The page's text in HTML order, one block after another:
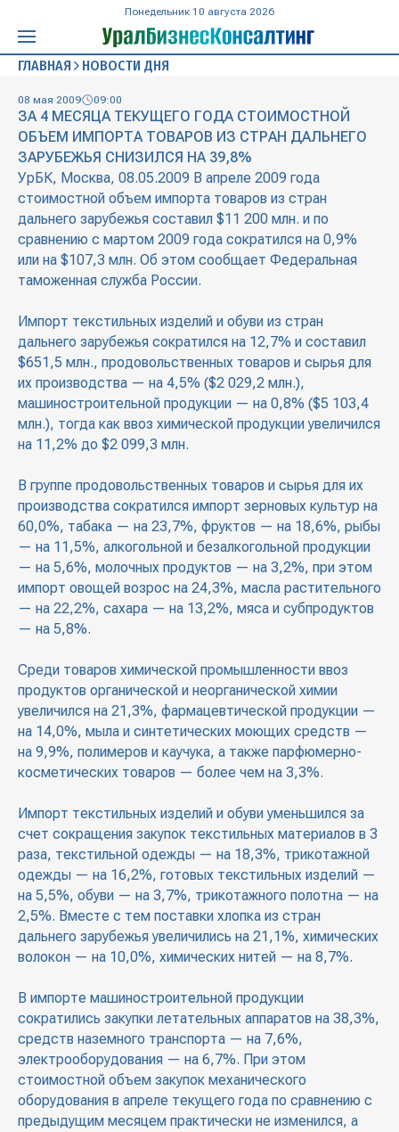
Понедельник 10 августа 2026
ГЛАВНАЯ НОВОСТИ ДНЯ
08 мая 2009 09:00
ЗА 4 МЕСЯЦА ТЕКУЩЕГО ГОДА СТОИМОСТНОЙ
ОБЪЕМ ИМПОРТА ТОВАРОВ ИЗ СТРАН ДАЛЬНЕГО
ЗАРУБЕЖЬЯ СНИЗИЛСЯ НА 39,8%
УрБК, Москва, 08.05.2009 В апреле 2009 года
стоимостной объем импорта товаров из стран
дальнего зарубежья составил $11 200 млн. и по
сравнению с мартом 2009 года сократился на 0,9%
или на $107,3 млн. Об этом сообщает Федеральная
таможенная служба России.
Импорт текстильных изделий и обуви из стран
дальнего зарубежья сократился на 12,7% и составил
$651,5 млн., продовольственных товаров и сырья для
их производства — на 4,5% ($2 029,2 млн.),
машиностроительной продукции — на 0,8% ($5 103,4
млн.), тогда как ввоз химической продукции увеличился
на 11,2% до $2 099,3 млн.
В группе продовольственных товаров и сырья для их
производства сократился импорт зерновых культур на
60,0%, табака — на 23,7%, фруктов — на 18,6%, рыбы
— на 11,5%, алкогольной и безалкогольной продукции
— на 5,6%, молочных продуктов — на 3,2%, при этом
импорт овощей возрос на 24,3%, масла растительного
— на 22,2%, сахара — на 13,2%, мяса и субпродуктов
— на 5,8%.
Среди товаров химической промышленности ввоз
продуктов органической и неорганической химии
увеличился на 21,3%, фармацевтической продукции —
на 14,0%, мыла и синтетических моющих средств —
на 9,9%, полимеров и каучука, а также парфюмерно-
косметических товаров — более чем на 3,3%.
Импорт текстильных изделий и обуви уменьшился за
счет сокращения закупок текстильных материалов в 3
раза, текстильной одежды — на 18,3%, трикотажной
одежды — на 16,2%, готовых текстильных изделий —
на 5,5%, обуви — на 3,7%, трикотажного полотна — на
2,5%. Вместе с тем поставки хлопка из стран
дальнего зарубежья увеличились на 21,1%, химических
волокон — на 10,0%, химических нитей — на 8,7%.
В импорте машиностроительной продукции
сократились закупки летательных аппаратов на 38,3%,
средств наземного транспорта — на 7,6%,
электрооборудования — на 6,7%. При этом
стоимостной объем закупок механического
оборудования в апреле текущего года по сравнению с
предыдущим месяцем практически не изменился, а